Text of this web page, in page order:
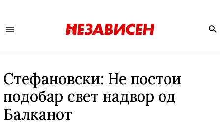
Стефановски: Не постои
подобар свет надвор од
Балканот